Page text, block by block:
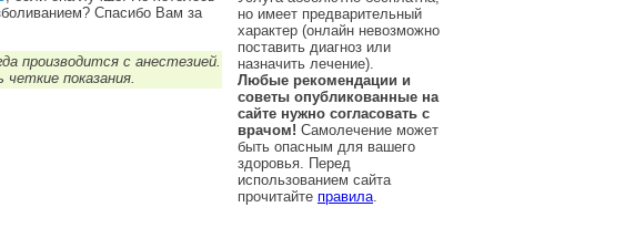
Спасибо Вам за
производится с анестезией.
показания.
но имеет предварительный
характер (онлайн невозможно
поставить диагноз или
назначить лечение).
Любые рекомендации и
советы опубликованные на
сайте нужно согласовать с
врачом! Самолечение может
быть опасным для вашего
здоровья. Перед
использованием сайта
прочитайте правила.